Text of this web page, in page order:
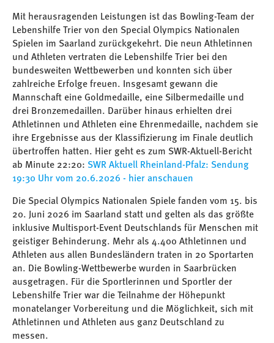
Mit herausragenden Leistungen ist das Bowling-Team der
Lebenshilfe Trier von den Special Olympics Nationalen
Spielen im Saarland zurückgekehrt. Die neun Athletinnen
und Athleten vertraten die Lebenshilfe Trier bei den
bundesweiten Wettbewerben und konnten sich über
zahlreiche Erfolge freuen. Insgesamt gewann die
Mannschaft eine Goldmedaille, eine Silbermedaille und
drei Bronzemedaillen. Darüber hinaus erhielten drei
Athletinnen und Athleten eine Ehrenmedaille, nachdem sie
ihre Ergebnisse aus der Klassifizierung im Finale deutlich
übertroffen hatten. Hier geht es zum SWR-Aktuell-Bericht
ab Minute 22:20: SWR Aktuell Rheinland-Pfalz: Sendung
19:30 Uhr vom 20.6.2026 - hier anschauen
Die Special Olympics Nationalen Spiele fanden vom 15. bis
20. Juni 2026 im Saarland statt und gelten als das größte
inklusive Multisport-Event Deutschlands für Menschen mit
geistiger Behinderung. Mehr als 4.400 Athletinnen und
Athleten aus allen Bundesländern traten in 20 Sportarten
an. Die Bowling-Wettbewerbe wurden in Saarbrücken
ausgetragen. Für die Sportlerinnen und Sportler der
Lebenshilfe Trier war die Teilnahme der Höhepunkt
monatelanger Vorbereitung und die Möglichkeit, sich mit
Athletinnen und Athleten aus ganz Deutschland zu
messen.